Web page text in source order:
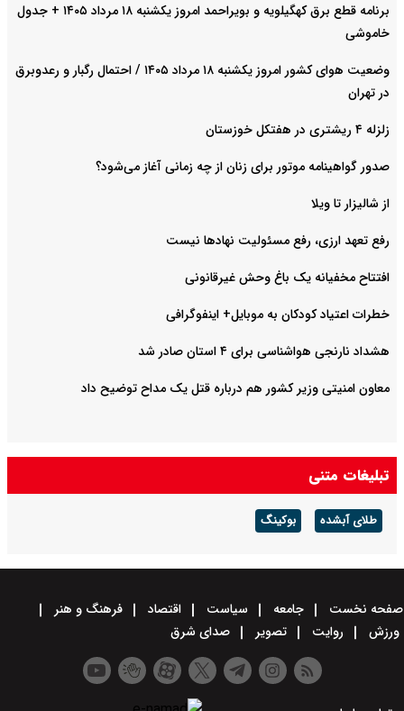
برنامه قطع برق کهگیلویه و بویراحمد امروز یکشنبه ۱۸ مرداد ۱۴۰۵ + جدول
خاموشی
وضعیت هوای کشور امروز یکشنبه ۱۸ مرداد ۱۴۰۵ / احتمال رگبار و رعدوبرق
در تهران
زلزله ۴ ریشتری در هفتکل خوزستان
صدور گواهینامه موتور برای زنان از چه زمانی آغاز می‌شود؟
از شالیزار تا ویلا
رفع تعهد ارزی، رفع مسئولیت نهادها نیست
افتتاح مخفیانه یک باغ وحش غیرقانونی
خطرات اعتیاد کودکان به موبایل+ اینفوگرافی
هشداد نارنجی هواشناسی برای ۴ استان صادر شد
معاون امنیتی وزیر کشور هم درباره قتل یک مداح توضیح داد
تبلیغات متنی
طلای آبشده بوکینگ
صفحه نخست جامعه سیاست اقتصاد
فرهنگ و هنر
ورزش
روایت تصویر صدای شرق